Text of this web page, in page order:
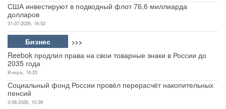
США инвестируют в подводный флот 76,6 миллиарда
долларов
31-07-2026, 16:52
Бизнес >>>
Reebok продлил права на свои товарные знаки в России до
2035 года
Вчера, 16:23
Социальный фонд России провёл перерасчёт накопительных
пенсий
3-08-2026, 10:39